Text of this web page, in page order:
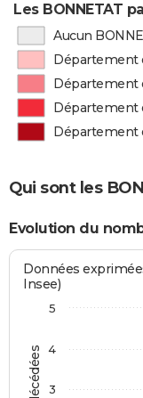
Les BONNETAT
Aucun
Département
Département
Département
Département
Qui sont les
Evolution du
Données
Insee)
3
4
5